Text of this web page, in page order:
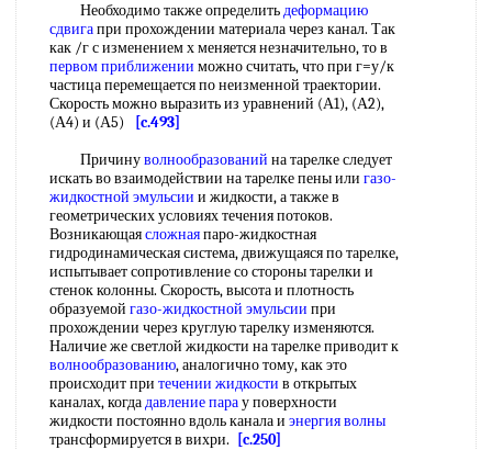
Необходимо также определитьдеформацию
сдвигапри прохождении материала через канал. Так
как /г с изменением х меняется незначительно, то в
первом приближении можно считать, что при г=у/к
частица перемещается по неизменной траектории.
Скорость можно выразить из уравнений (А1), (А2),
(А4) и (А5)
[c.493]
Причинуволнообразований на тарелке следует
искать во взаимодействии на тарелке пены или газо-
жидкостной эмульсии и жидкости, а также в
геометрических условиях течения потоков.
Возникающаясложнаяпаро-жидкостная
гидродинамическая система, движущаяся по тарелке,
испытывает сопротивление со стороны тарелки и
стенок колонны. Скорость, высота и плотность
образуемой газо-жидкостной эмульсии при
прохождении через круглую тарелку изменяются.
Наличие же светлой жидкости на тарелке приводит к
волнообразованию, аналогично тому, как это
происходит при течении жидкости в открытых
каналах, когдадавление парау поверхности
жидкости постоянно вдоль канала и энергия волны
трансформируется в вихри.
[c.250]